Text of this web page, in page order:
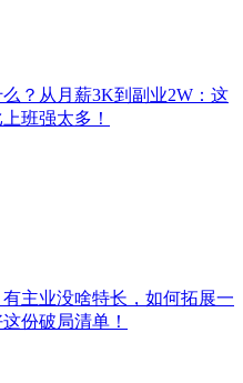
？从月薪3K到副业2W：这
班强太多！
主业没啥特长，如何拓展一
份破局清单！